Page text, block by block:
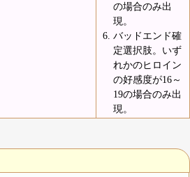
の場合のみ出
現。
バッドエンド確
定選択肢。いず
れかのヒロイン
の好感度が16～
19の場合のみ出
現。